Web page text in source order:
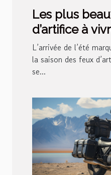
Les plus
d’artifice à
en période
L’arrivée de l’été
la saison des feux
se...